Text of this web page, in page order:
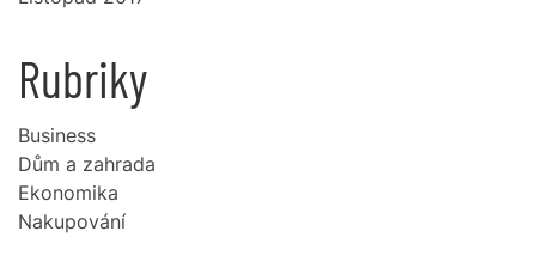
Rubriky
Business
Dům a zahrada
Ekonomika
Nakupování